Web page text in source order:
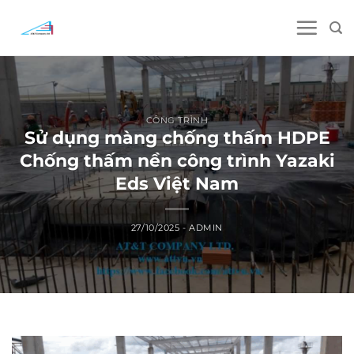
CÔNG TRÌNH
Sử dụng màng chống thấm HDPE
Chống thấm nền công trình Yazaki
Eds Việt Nam
27/10/2025 -ADMIN